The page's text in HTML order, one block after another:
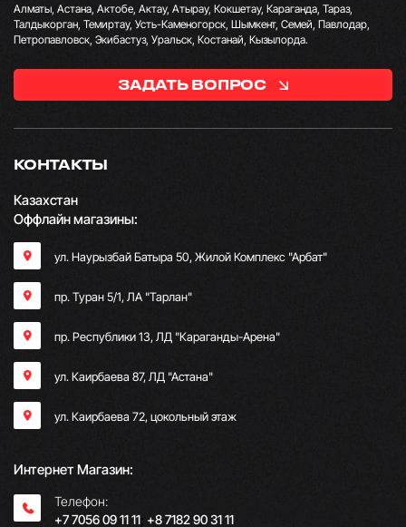
КОНТАКТЫ
Казахстан
Оффлайн магазины:
ул. Наурызбай Батыра 50, Жилой Комплекс "Арбат"
пр. Туран 5/1, ЛА "Тарлан"
пр. Республики 13, ​ЛД "Караганды-Арена"
ул. Каирбаева 87, ЛД "Астана"
ул. Каирбаева 72, цокольный этаж
Интернет Магазин:
Телефон:
+7 7056 09 11 11; +8 7182 90 31 11
Алматы, Астана, Актобе, Актау, Атырау, Кокшетау, Караганда, Тараз,
Талдыкорган, Темиртау, Усть-Каменогорск, Шымкент, Семей, Павлодар,
Петропавловск, Экибастуз, Уральск, Костанай, Кызылорда.
ЗАДАТЬ ВОПРОС